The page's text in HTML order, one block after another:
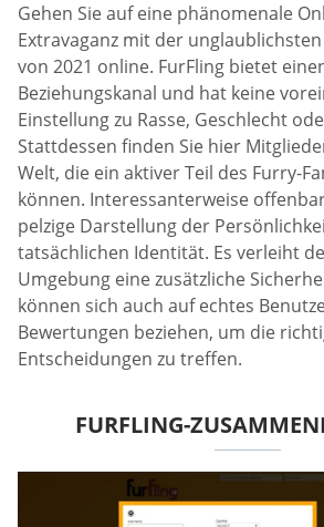
Gehen Sie auf eine phänomenale
Extravaganz mit der
von 2021 online. FurFling bietet
Beziehungskanal und hat keine
Einstellung zu Rasse, Geschlecht
Stattdessen finden Sie hier
Welt, die ein aktiver Teil des Furry-
können. Interessanterweise
pelzige Darstellung der
tatsächlichen Identität. Es verleiht
Umgebung eine zusätzliche
können sich auch auf echtes
Bewertungen beziehen, um die
Entscheidungen zu treffen.
FURFLING-